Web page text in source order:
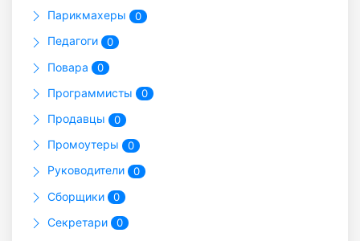
Парикмахеры 0
Педагоги 0
Повара 0
Программисты 0
Продавцы 0
Промоутеры 0
Руководители 0
Сборщики 0
Секретари 0